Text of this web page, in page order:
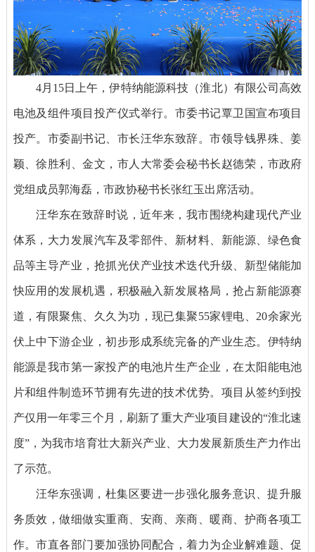
4月15日上午，伊特纳能源科技（淮北）有限公司高效
电池及组件项目投产仪式举行。市委书记覃卫国宣布项目
投产。市委副书记、市长汪华东致辞。市领导钱界殊、姜
颖、徐胜利、金文，市人大常委会秘书长赵德荣，市政府
党组成员郭海磊，市政协秘书长张红玉出席活动。
汪华东在致辞时说，近年来，我市围绕构建现代产业
体系，大力发展汽车及零部件、新材料、新能源、绿色食
品等主导产业，抢抓光伏产业技术迭代升级、新型储能加
快应用的发展机遇，积极融入新发展格局，抢占新能源赛
道，有限聚焦、久久为功，现已集聚55家锂电、20余家光
伏上中下游企业，初步形成系统完备的产业生态。伊特纳
能源是我市第一家投产的电池片生产企业，在太阳能电池
片和组件制造环节拥有先进的技术优势。项目从签约到投
产仅用一年零三个月，刷新了重大产业项目建设的“淮北速
度”，为我市培育壮大新兴产业、大力发展新质生产力作出
了示范。
汪华东强调，杜集区要进一步强化服务意识、提升服
务质效，做细做实重商、安商、亲商、暖商、护商各项工
作。市直各部门要加强协同配合，着力为企业解难题、促